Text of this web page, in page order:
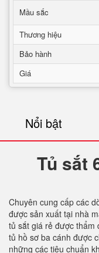
Mầu sắc
Thương hiệu
Bảo hành
Giá
Nổi bật
Tủ sắt
Chuyên cung cấp các
được sản xuất tại nhà
tủ sắt giá rẻ được thẩm
tủ hồ sơ ba cánh được
những các tiêu chuẩn